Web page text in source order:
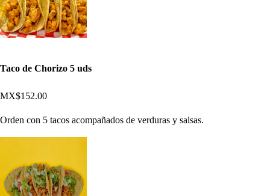
Taco de Chorizo 5 uds
MX$152.00
Orden con 5 tacos acompañados de verduras y salsas.